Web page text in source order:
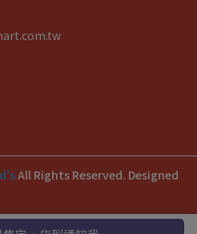
All Rights Reserved. Designed